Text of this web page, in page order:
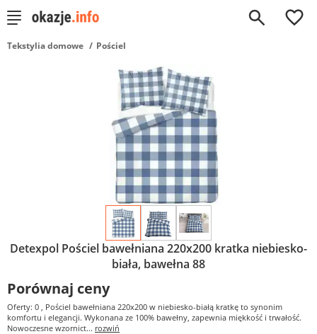
0
Tekstylia domowe Pościel
Detexpol Pościel bawełniana 220x200 kratka niebiesko-
biała, bawełna 88
Porównaj ceny
Oferty: 0 , Pościel bawełniana 220x200 w niebiesko-białą kratkę to synonim
komfortu i elegancji. Wykonana ze 100% bawełny, zapewnia miękkość i trwałość.
Nowoczesne wzornict... rozwiń